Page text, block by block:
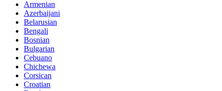
Armenian
Azerbaijani
Belarusian
Bengali
Bosnian
Bulgarian
Cebuano
Chichewa
Corsican
Croatian